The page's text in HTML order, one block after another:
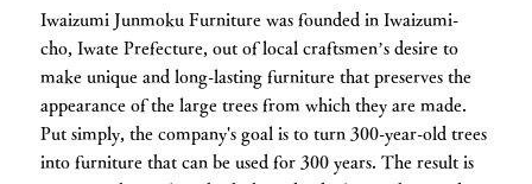
Iwaizumi Junmoku Furniture was founded in Iwaizumi-
cho, Iwate Prefecture, out of local craftsmen’s desire to
make unique and long-lasting furniture that preserves the
appearance of the large trees from which they are made.
Put simply, the company's goal is to turn 300-year-old trees
into furniture that can be used for 300 years. The result is